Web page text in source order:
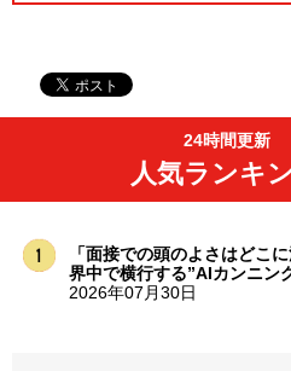
24時間更新
人気ランキ
「面接での頭のよさはどこ
界中で横行する”AIカンニン
2026年07月30日